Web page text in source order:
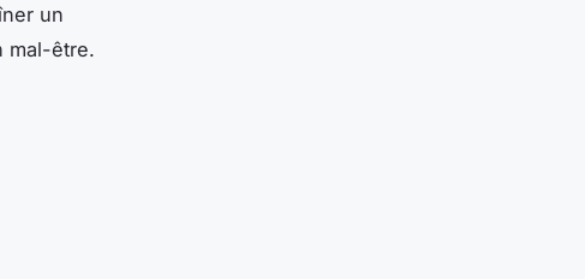
un
mal-être.